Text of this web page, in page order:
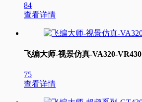
84
查看详情
飞编大师-视景仿真-VA320-VR430
75
查看详情